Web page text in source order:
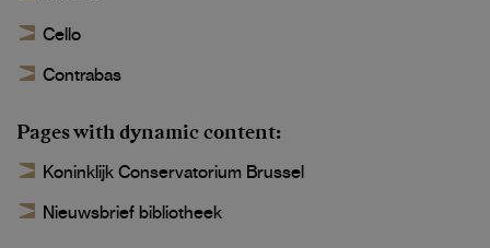
Cello
Contrabas
Pages with dynamic content
Koninklijk Conservatorium Brussel
Nieuwsbrief bibliotheek